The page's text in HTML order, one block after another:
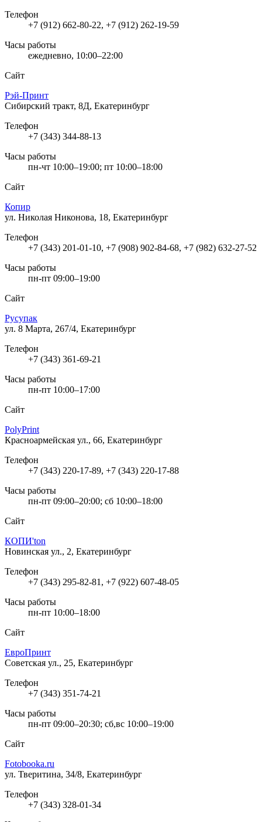
Телефон
+7 (912) 662-80-22, +7 (912) 262-19-59
Часы работы
ежедневно, 10:00–22:00
Сайт
Рэй-Принт
Сибирский тракт, 8Д, Екатеринбург
Телефон
+7 (343) 344-88-13
Часы работы
пн-чт 10:00–19:00; пт 10:00–18:00
Сайт
Копир
ул. Николая Никонова, 18, Екатеринбург
Телефон
+7 (343) 201-01-10, +7 (908) 902-84-68, +7 (982) 632-27-52
Часы работы
пн-пт 09:00–19:00
Сайт
Русупак
ул. 8 Марта, 267/4, Екатеринбург
Телефон
+7 (343) 361-69-21
Часы работы
пн-пт 10:00–17:00
Сайт
PolyPrint
Красноармейская ул., 66, Екатеринбург
Телефон
+7 (343) 220-17-89, +7 (343) 220-17-88
Часы работы
пн-пт 09:00–20:00; сб 10:00–18:00
Сайт
КОПИ'ton
Новинская ул., 2, Екатеринбург
Телефон
+7 (343) 295-82-81, +7 (922) 607-48-05
Часы работы
пн-пт 10:00–18:00
Сайт
ЕвроПринт
Советская ул., 25, Екатеринбург
Телефон
+7 (343) 351-74-21
Часы работы
пн-пт 09:00–20:30; сб,вс 10:00–19:00
Сайт
Fotobooka.ru
ул. Тверитина, 34/8, Екатеринбург
Телефон
+7 (343) 328-01-34